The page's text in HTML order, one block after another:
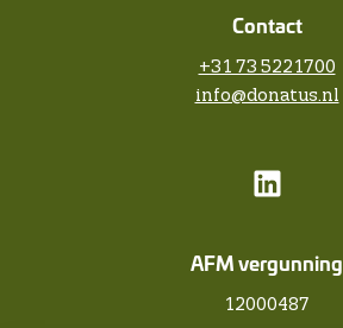
Contact
+31 73 5221700
info@donatus.nl
AFM vergunning
12000487